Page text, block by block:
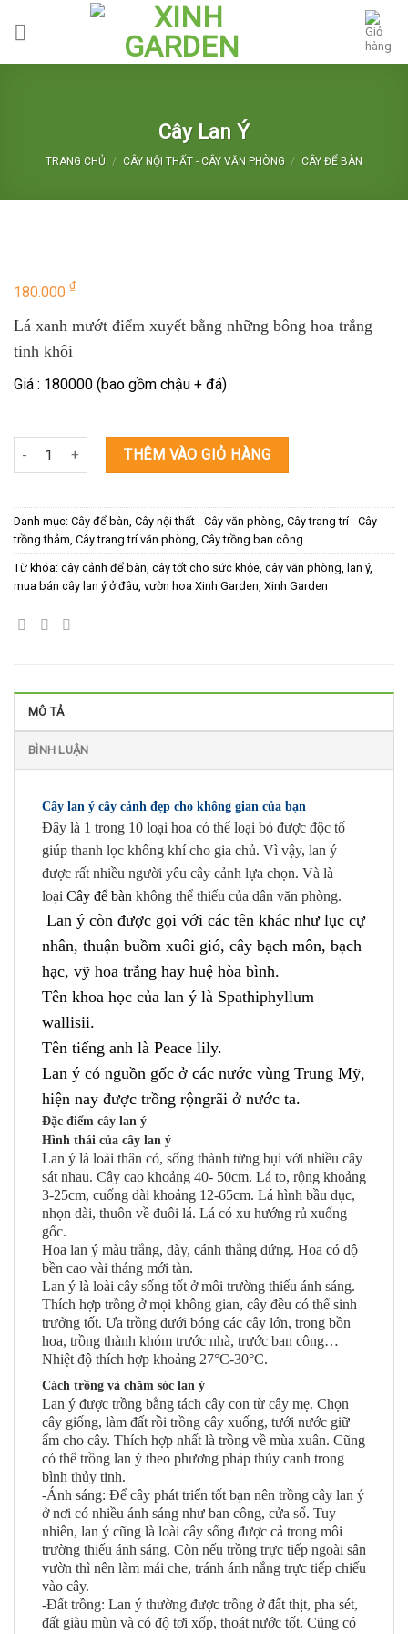
Cây Lan Ý
TRANG CHỦ / CÂY NỘI THẤT - CÂY VĂN PHÒNG / CÂY ĐỂ BÀN
180.000 ₫
Lá xanh mướt điểm xuyết bằng những bông hoa trắng
tinh khôi
Giá : 180000 (bao gồm chậu + đá)
Cây Lan Ý số lượngTHÊM VÀO GIỎ HÀNG
Danh mục: Cây để bàn, Cây nội thất - Cây văn phòng, Cây trang trí - Cây
trồng thảm, Cây trang trí văn phòng, Cây trồng ban công
Từ khóa: cây cảnh để bàn, cây tốt cho sức khỏe, cây văn phòng, lan ý,
mua bán cây lan ý ở đâu, vườn hoa Xinh Garden, Xinh Garden
MÔ TẢ
BÌNH LUẬN
Cây lan ý cây cảnh đẹp cho không gian của bạn
Đây là 1 trong 10 loại hoa có thể loại bỏ được độc tố
giúp thanh lọc không khí cho gia chủ. Vì vậy, lan ý
được rất nhiều người yêu cây cảnh lựa chọn. Và là
loại Cây để bàn không thể thiếu của dân văn phòng.
Lan ý còn được gọi với các tên khác như lục cự
nhân, thuận buồm xuôi gió, cây bạch môn, bạch
hạc, vỹ hoa trắng hay huệ hòa bình.
Tên khoa học của lan ý là Spathiphyllum
wallisii.
Tên tiếng anh là Peace lily.
Lan ý có nguồn gốc ở các nước vùng Trung Mỹ,
hiện nay được trồng rộngrãi ở nước ta.
Đặc điểm cây lan ý
Hình thái của cây lan ý
Lan ý là loài thân cỏ, sống thành từng bụi với nhiều cây
sát nhau. Cây cao khoảng 40- 50cm. Lá to, rộng khoảng
3-25cm, cuống dài khoảng 12-65cm. Lá hình bầu dục,
nhọn dài, thuôn về đuôi lá. Lá có xu hướng rủ xuống
gốc.
Hoa lan ý màu trắng, dày, cánh thẳng đứng. Hoa có độ
bền cao vài tháng mới tàn.
Lan ý là loài cây sống tốt ở môi trường thiếu ánh sáng.
Thích hợp trồng ở mọi không gian, cây đều có thể sinh
trưởng tốt. Ưa trồng dưới bóng các cây lớn, trong bồn
hoa, trồng thành khóm trước nhà, trước ban công…
Nhiệt độ thích hợp khoảng 27°C-30°C.
Cách trồng và chăm sóc lan ý
Lan ý được trồng bằng tách cây con từ cây mẹ. Chọn
cây giống, làm đất rồi trồng cây xuống, tưới nước giữ
ẩm cho cây. Thích hợp nhất là trồng về mùa xuân. Cũng
có thể trồng lan ý theo phương pháp thủy canh trong
bình thủy tinh.
-Ánh sáng: Để cây phát triển tốt bạn nên trồng cây lan ý
ở nơi có nhiều ánh sáng như ban công, cửa sổ. Tuy
nhiên, lan ý cũng là loài cây sống được cả trong môi
trường thiếu ánh sáng. Còn nếu trồng trực tiếp ngoài sân
vườn thì nên làm mái che, tránh ánh nắng trực tiếp chiếu
vào cây.
-Đất trồng: Lan ý thường được trồng ở đất thịt, pha sét,
đất giàu mùn và có độ tơi xốp, thoát nước tốt. Cũng có